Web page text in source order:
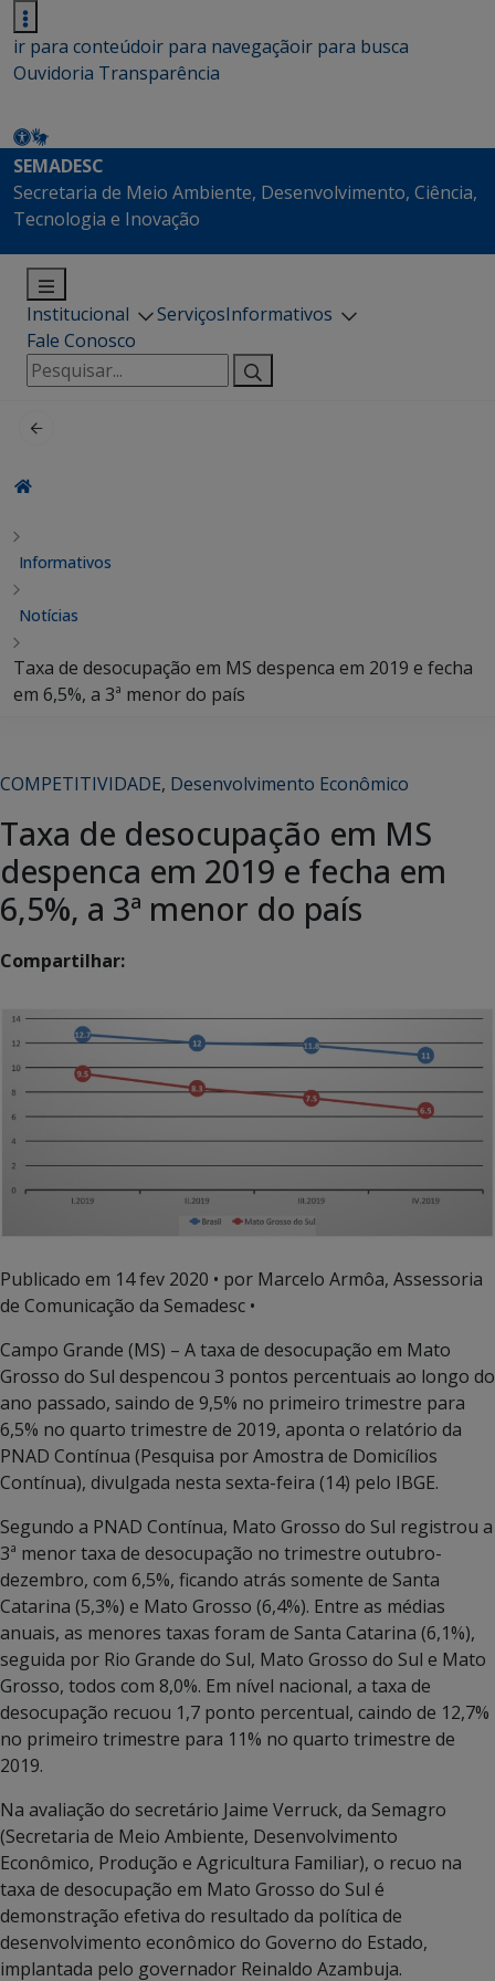
ir para conteúdoir para navegaçãoir para busca
Ouvidoria Transparência
SEMADESC
Secretaria de Meio Ambiente, Desenvolvimento, Ciência,
Tecnologia e Inovação
Institucional ServiçosInformativos
Fale Conosco
Pesquisar
por:
Informativos
Notícias
Taxa de desocupação em MS despenca em 2019 e fecha
em 6,5%, a 3ª menor do país
COMPETITIVIDADE, Desenvolvimento Econômico
Taxa de desocupação em MS
despenca em 2019 e fecha em
6,5%, a 3ª menor do país
Compartilhar:
Publicado em 14 fev 2020 • por Marcelo Armôa, Assessoria
de Comunicação da Semadesc •
Campo Grande (MS) – A taxa de desocupação em Mato
Grosso do Sul despencou 3 pontos percentuais ao longo do
ano passado, saindo de 9,5% no primeiro trimestre para
6,5% no quarto trimestre de 2019, aponta o relatório da
PNAD Contínua (Pesquisa por Amostra de Domicílios
Contínua), divulgada nesta sexta-feira (14) pelo IBGE.
Segundo a PNAD Contínua, Mato Grosso do Sul registrou a
3ª menor taxa de desocupação no trimestre outubro-
dezembro, com 6,5%, ficando atrás somente de Santa
Catarina (5,3%) e Mato Grosso (6,4%). Entre as médias
anuais, as menores taxas foram de Santa Catarina (6,1%),
seguida por Rio Grande do Sul, Mato Grosso do Sul e Mato
Grosso, todos com 8,0%. Em nível nacional, a taxa de
desocupação recuou 1,7 ponto percentual, caindo de 12,7%
no primeiro trimestre para 11% no quarto trimestre de
2019.
Na avaliação do secretário Jaime Verruck, da Semagro
(Secretaria de Meio Ambiente, Desenvolvimento
Econômico, Produção e Agricultura Familiar), o recuo na
taxa de desocupação em Mato Grosso do Sul é
demonstração efetiva do resultado da política de
desenvolvimento econômico do Governo do Estado,
implantada pelo governador Reinaldo Azambuja.